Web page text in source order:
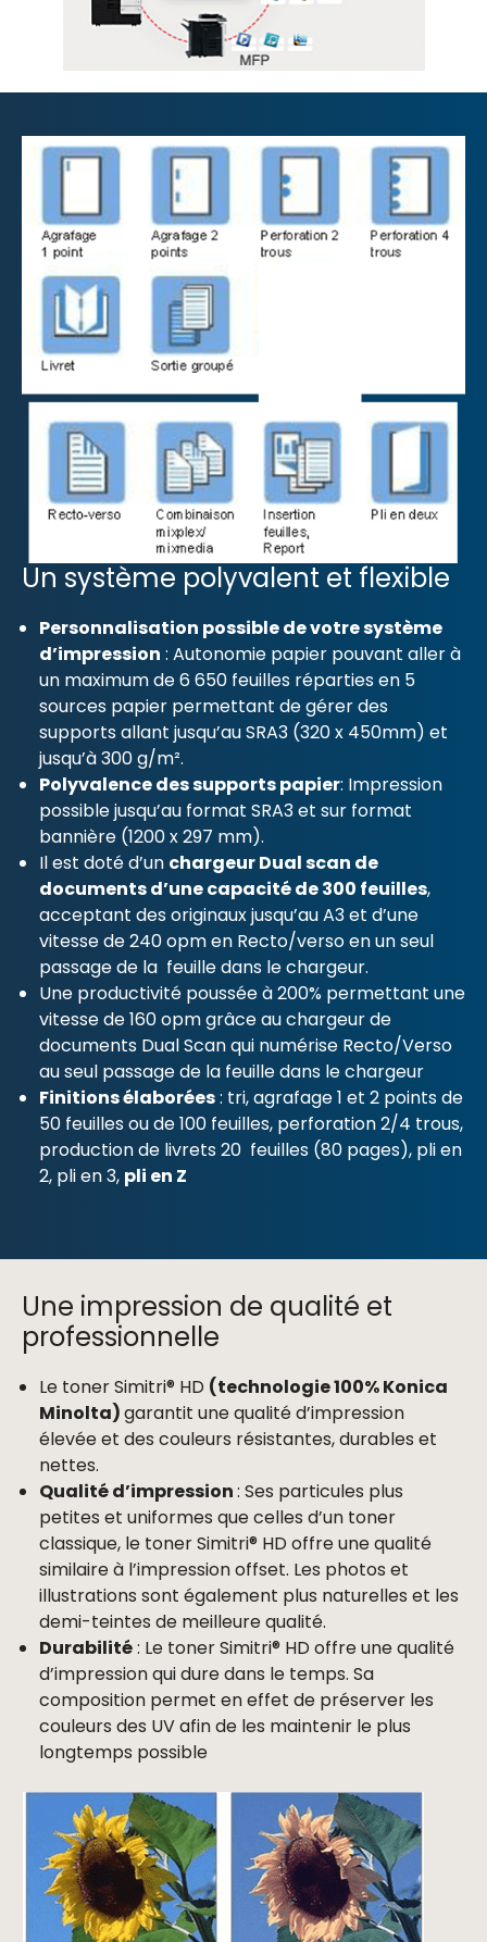
Un système polyvalent et flexible
Personnalisation possible de votre système
d’impression : Autonomie papier pouvant aller à
un maximum de 6 650 feuilles réparties en 5
sources papier permettant de gérer des
supports allant jusqu’au SRA3 (320 x 450mm) et
jusqu’à 300 g/m².
Polyvalence des supports papier: Impression
possible jusqu’au format SRA3 et sur format
bannière (1200 x 297 mm).
Il est doté d’un chargeur Dual scan de
documents d’une capacité de 300 feuilles,
acceptant des originaux jusqu’au A3 et d’une
vitesse de 240 opm en Recto/verso en un seul
passage de la feuille dans le chargeur.
Une productivité poussée à 200% permettant une
vitesse de 160 opm grâce au chargeur de
documents Dual Scan qui numérise Recto/Verso
au seul passage de la feuille dans le chargeur
Finitions élaborées: tri, agrafage 1 et 2 points de
50 feuilles ou de 100 feuilles, perforation 2/4 trous,
production de livrets 20 feuilles (80 pages), pli en
2, pli en 3, pli en Z
Une impression de qualité et
professionnelle
Le toner Simitri® HD (technologie 100% Konica
Minolta)garantit une qualité d’impression
élevée et des couleurs résistantes, durables et
nettes.
Qualité d’impression: Ses particules plus
petites et uniformes que celles d’un toner
classique, le toner Simitri® HD offre une qualité
similaire à l’impression offset. Les photos et
illustrations sont également plus naturelles et les
demi-teintes de meilleure qualité.
Durabilité: Le toner Simitri® HD offre une qualité
d’impression qui dure dans le temps. Sa
composition permet en effet de préserver les
couleurs des UV afin de les maintenir le plus
longtemps possible